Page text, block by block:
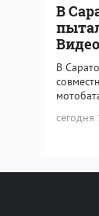
В
Видео
В
сегодня